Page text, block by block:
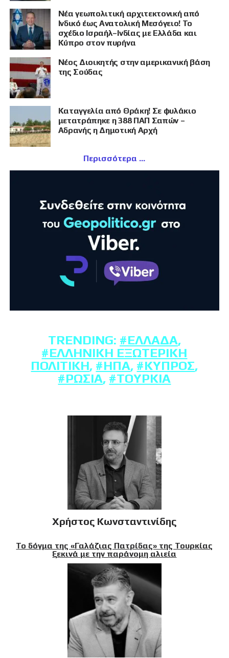
Νέα γεωπολιτική αρχιτεκτονική από
Ινδικό έως Ανατολική Μεσόγειο! Το
σχέδιο Ισραήλ–Ινδίας με Ελλάδα και
Κύπρο στον πυρήνα
Νέος Διοικητής στην αμερικανική βάση
της Σούδας
Καταγγελία από Θράκη! Σε φυλάκιο
μετατράπηκε η 388 ΠΑΠ Σαπών –
Αδρανής η Δημοτική Αρχή
Περισσότερα
TRENDING: #ΕΛΛΆΔΑ,
#ΕΛΛΗΝΙΚΉ ΕΞΩΤΕΡΙΚΉ
ΠΟΛΙΤΙΚΉ, #ΗΠΑ, #ΚΎΠΡΟΣ,
#ΡΩΣΊΑ, #ΤΟΥΡΚΊΑ
Χρήστος Κωνσταντινίδης
Το δόγμα της «Γαλάζιας Πατρίδας» της Τουρκίας
ξεκινά με την παράνομη αλιεία